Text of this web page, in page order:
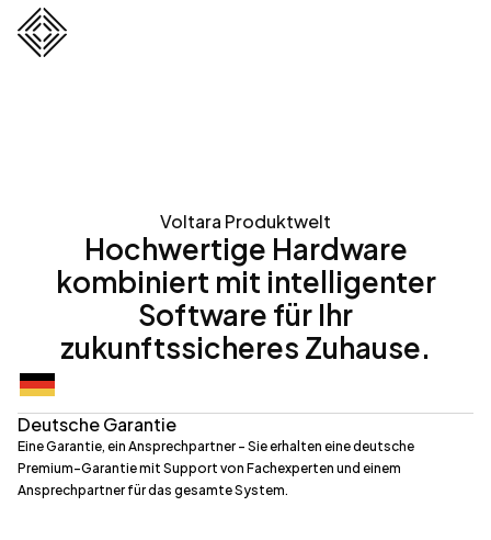
Voltara Produktwelt
Hochwertige Hardware
kombiniert mit intelligenter
Software für Ihr
zukunftssicheres Zuhause.
Deutsche Garantie
Eine Garantie, ein Ansprechpartner – Sie erhalten eine deutsche
Premium-Garantie mit Support von Fachexperten und einem
Ansprechpartner für das gesamte System.